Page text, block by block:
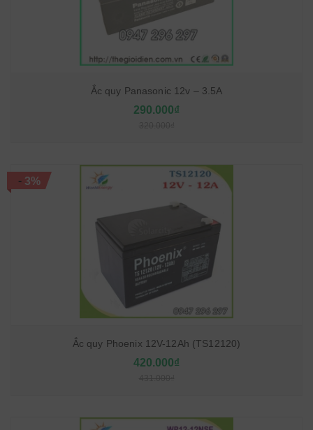
Ắc quy Panasonic 12v – 3.5A
290.000₫
- 3%
Ắc quy Phoenix 12V-12Ah (TS12120)
420.000₫